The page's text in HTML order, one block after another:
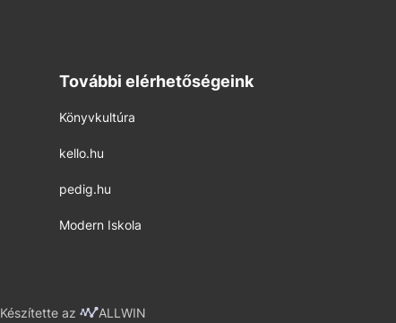
További elérhetőségeink
Könyvkultúra
kello.hu
pedig.hu
Modern Iskola
Készítette az ALLWIN